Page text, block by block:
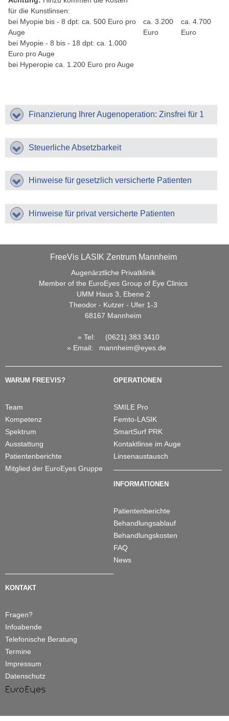
Kontakt / Termine
Haben Sie Fragen?
Telefonische Beratung
Informationsabende
Anfahrt / Übernachtung
Presse-Portal
English
für die Kunstlinsen:
bei Myopie bis - 8 dpt: ca. 500 Euro pro
Auge
bei Myopie - 8 bis - 18 dpt: ca. 1.000
Euro pro Auge
bei Hyperopie ca. 1.200 Euro pro Auge
ca. 3.200
Euro
ca. 4.700
Euro
Finanzierung Ihrer Augenoperation: Zinsfrei für 1
Steuerliche Absetzbarkeit
Hinweise für gesetzlich versicherte Patienten
Hinweise für privat versicherte Patienten
FreeVis LASIK Zentrum Mannheim
Augenärztliche Privatklinik
Member of the EuroEyes Group of Eye Clinics
UMM Haus 3, Ebene 2
Theodor - Kutzer - Ufer 1-3
68167 Mannheim
» Tel:
(0621) 383 3410
» Email: mannheim@eyes.de
WARUM FREEVIS?
Team
Kompetenz
Spektrum
Ausstattung
Patientenberichte
Mitglied der EuroEyes Gruppe
OPERATIONEN
SMILE Pro
Femto-LASIK
SmartSurf PRK
Kontaktlinse im Auge
Linsenaustausch
INFORMATIONEN
Patientenberichte
Behandlungsablauf
Behandlungskosten
FAQ
News
KONTAKT
Fragen?
Infoabende
Telefonische Beratung
Termine
Impressum
Datenschutz